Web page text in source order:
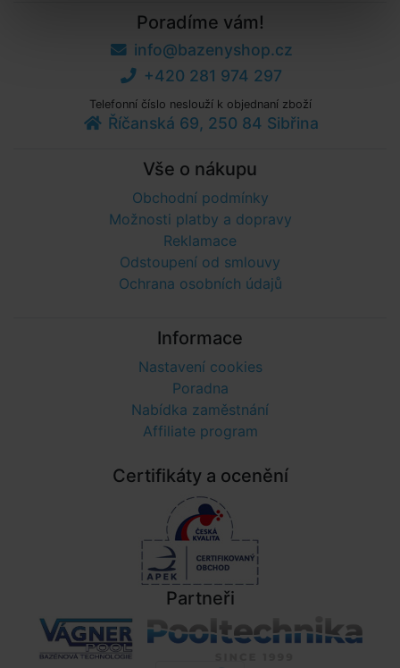
Poradíme vám!
info@bazenyshop.cz
+420 281 974 297
Telefonní číslo neslouží k objednaní zboží
Říčanská 69, 250 84 Sibřina
Vše o nákupu
Obchodní podmínky
Možnosti platby a dopravy
Reklamace
Odstoupení od smlouvy
Ochrana osobních údajů
Informace
Nastavení cookies
Poradna
Nabídka zaměstnání
Affiliate program
Certifikáty a ocenění
Partneři